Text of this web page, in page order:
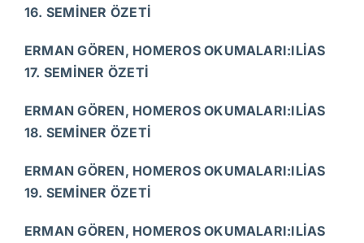
16. SEMİNER ÖZETİ
ERMAN GÖREN, HOMEROS OKUMALARI:ILİAS
17. SEMİNER ÖZETİ
ERMAN GÖREN, HOMEROS OKUMALARI:ILİAS
18. SEMİNER ÖZETİ
ERMAN GÖREN, HOMEROS OKUMALARI:ILİAS
19. SEMİNER ÖZETİ
ERMAN GÖREN, HOMEROS OKUMALARI:ILİAS